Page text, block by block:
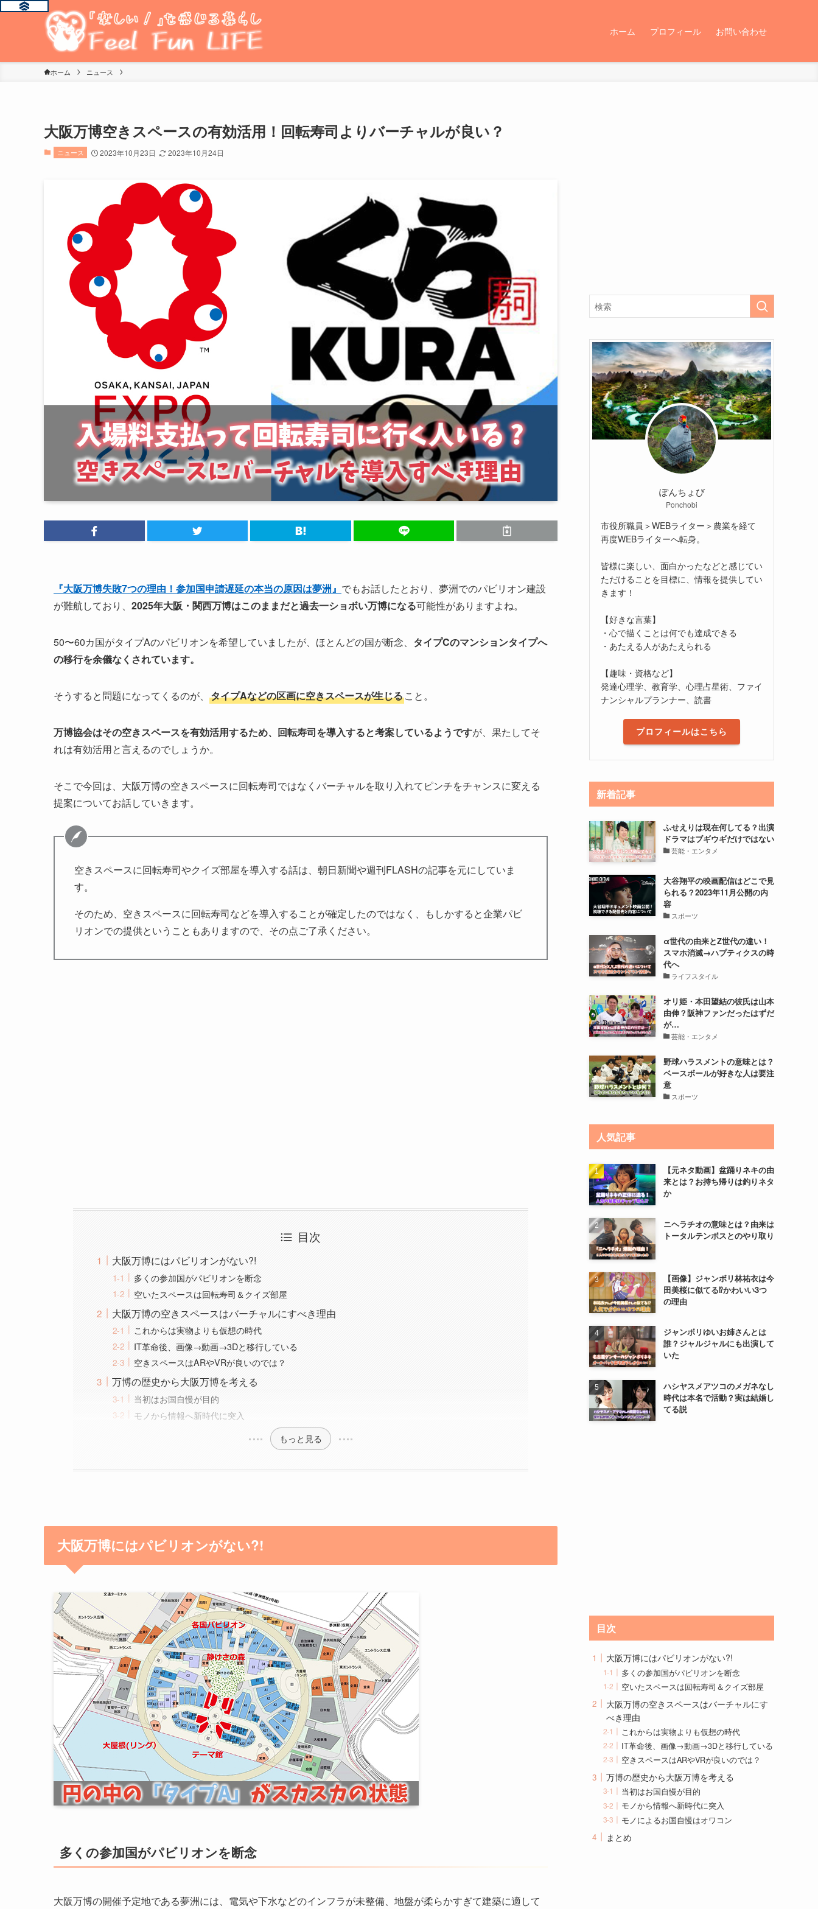
ホーム プロフィール お問い合わせ
ホーム ニュース
大阪万博空きスペースの有効活用！回転寿司よりバーチャルが良い？
ニュース 2023年10月23日 2023年10月24日
『大阪万博失敗7つの理由！参加国申請遅延の本当の原因は夢洲』 でもお話したとおり、夢洲でのパビリオン建設
が難航しており、 2025年大阪・関西万博はこのままだと過去一ショボい万博になる可能性がありますよね。
50〜60カ国がタイプAのパビリオンを希望していましたが、ほとんどの国が断念、 タイプCのマンションタイプへ
の移行を余儀なくされています。
そうすると問題になってくるのが、 タイプAなどの区画に空きスペースが生じること。
万博協会はその空きスペースを有効活用するため、回転寿司を導入すると考案しているようですが、果たしてそ
れは有効活用と言えるのでしょうか。
そこで今回は、大阪万博の空きスペースに回転寿司ではなくバーチャルを取り入れてピンチをチャンスに変える
提案についてお話していきます。
空きスペースに回転寿司やクイズ部屋を導入する話は、朝日新聞や週刊FLASHの記事を元にしていま
す。
そのため、空きスペースに回転寿司などを導入することが確定したのではなく、もしかすると企業パビ
リオンでの提供ということもありますので、その点ご了承ください。
目次
大阪万博にはパビリオンがない?!
多くの参加国がパビリオンを断念
空いたスペースは回転寿司＆クイズ部屋
大阪万博の空きスペースはバーチャルにすべき理由
これからは実物よりも仮想の時代
IT革命後、画像→動画→3Dと移行している
空きスペースはARやVRが良いのでは？
万博の歴史から大阪万博を考える
当初はお国自慢が目的
モノから情報へ新時代に突入
もっと見る
大阪万博にはパビリオンがない?!
多くの参加国がパビリオンを断念
大阪万博の開催予定地である夢洲には、電気や下水などのインフラが未整備、地盤が柔らかすぎて建築に適して
ぽんちょび
Ponchobi
市役所職員＞WEBライター＞農業を経て
再度WEBライターへ転身。
皆様に楽しい、面白かったなどと感じてい
ただけることを目標に、情報を提供してい
きます！
【好きな言葉】
・心で描くことは何でも達成できる
・あたえる人があたえられる
【趣味・資格など】
発達心理学、教育学、心理占星術、ファイ
ナンシャルプランナー、読書
プロフィールはこちら
新着記事
ふせえりは現在何してる？出演
ドラマはブギウギだけではない
芸能・エンタメ
大谷翔平の映画配信はどこで見
られる？2023年11月公開の内
容
スポーツ
α世代の由来とZ世代の違い！
スマホ消滅→ハプティクスの時
代へ
ライフスタイル
オリ姫・本田望結の彼氏は山本
由伸？阪神ファンだったはずだ
が…
芸能・エンタメ
野球ハラスメントの意味とは？
ベースボールが好きな人は要注
意
スポーツ
人気記事
【元ネタ動画】盆踊りネキの由
来とは？お持ち帰りは釣りネタ
か
ニヘラチオの意味とは？由来は
トータルテンボスとのやり取り
【画像】ジャンボリ林祐衣は今
田美桜に似てる⁉かわいい3つ
の理由
ジャンボリゆいお姉さんとは
誰？ジャルジャルにも出演して
いた
ハシヤスメアツコのメガネなし
時代は本名で活動？実は結婚し
てる説
目次
大阪万博にはパビリオンがない?!
多くの参加国がパビリオンを断念
空いたスペースは回転寿司＆クイズ部屋
大阪万博の空きスペースはバーチャルにす
べき理由
これからは実物よりも仮想の時代
IT革命後、画像→動画→3Dと移行している
空きスペースはARやVRが良いのでは？
万博の歴史から大阪万博を考える
当初はお国自慢が目的
モノから情報へ新時代に突入
モノによるお国自慢はオワコン
まとめ